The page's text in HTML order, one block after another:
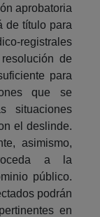
aprobatoria
de título para
registrales
de
para
que se
situaciones
el deslinde.
asimismo,
a la
público.
podrán
en